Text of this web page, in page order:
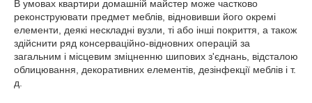
В умовах квартири домашній майстер може частково
реконструювати предмет меблів, відновивши його окремі
елементи, деякі нескладні вузли, ті або інші покриття, а також
здійснити ряд консерваційно-відновних операцій за
загальним і місцевим зміцненню шипових з'єднань, відсталою
облицювання, декоративних елементів, дезінфекції меблів і т.
д.